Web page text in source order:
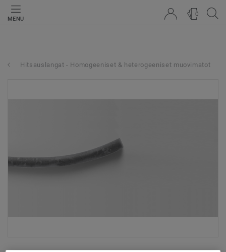
MENU
0
Hitsauslangat - Homogeeniset & heterogeeniset muovimatot